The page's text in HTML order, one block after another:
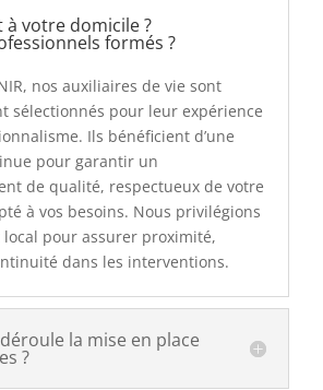
votre domicile ?
formés ?
nos auxiliaires de vie sont
sélectionnés pour leur expérience
Ils bénéficient d’une
pour garantir un
de qualité, respectueux de votre
à vos besoins. Nous privilégions
pour assurer proximité,
dans les interventions.
la mise en place
?